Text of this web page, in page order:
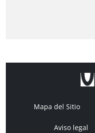
Mapa del Sitio
Aviso legal